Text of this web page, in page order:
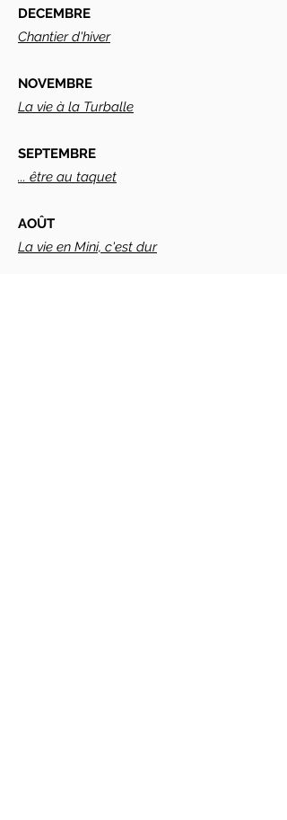
DECEMBRE
Chantier d'hiver
NOVEMBRE
La vie à la Turballe
SEPTEMBRE
... être au taquet
AOÛT
La vie en Mini, c'est dur